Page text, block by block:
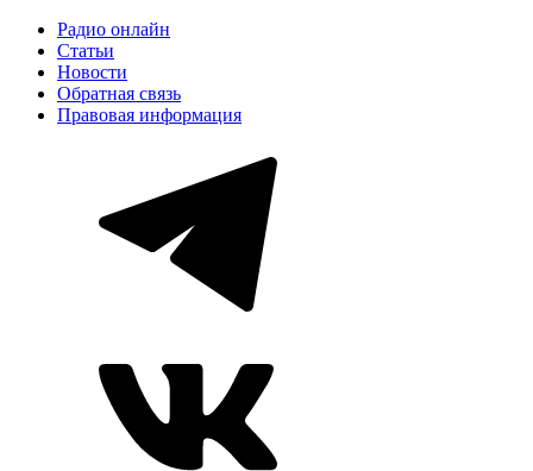
Радио онлайн
Статьи
Новости
Обратная связь
Правовая информация